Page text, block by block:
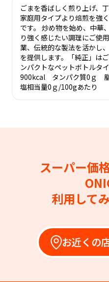
ごまを香ばしく煎り上げ、
家庭用タイプより焙煎を強
です。 炒め物を始め、中華
り強く感じたい調理にご使
業、伝統的な製法を活かし
を提供します。「純正」は
ンパクトなペットボトルタ
900kcal タンパク質0ｇ
塩相当量0ｇ/100gあたり
スーパー価
利用して
お近くの